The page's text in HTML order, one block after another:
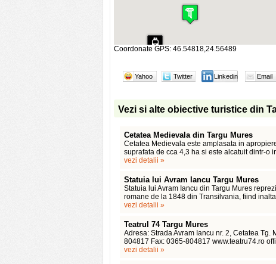
Coordonate GPS: 46.54818,24.56489
Yahoo Twitter Linkedin Email
Vezi si alte obiective turistice din
Cetatea Medievala din Targu Mures
Cetatea Medievala este amplasata in
suprafata de cca 4,3 ha si este alcatuit dintr-o
vezi detalii »
Statuia lui Avram Iancu Targu Mures
Statuia lui Avram Iancu din Targu Mures
romane de la 1848 din Transilvania, fiind
vezi detalii »
Teatrul 74 Targu Mures
Adresa: Strada Avram Iancu nr. 2, Cetatea
804817 Fax: 0365-804817 www.teatru74.ro
vezi detalii »